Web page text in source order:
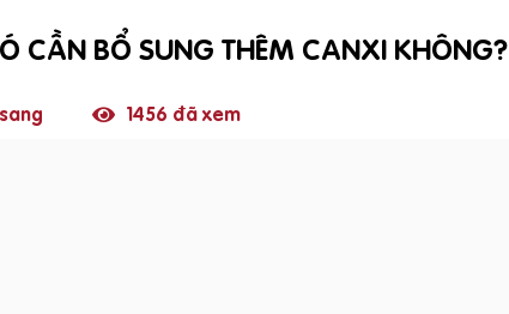
CẦN BỔ SUNG THÊM CANXI KHÔNG?
1456 đã xem